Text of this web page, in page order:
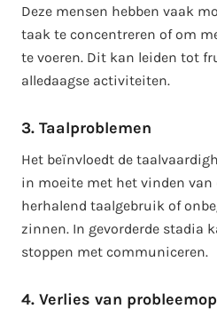
Deze mensen hebben vaak
taak te concentreren of om
te voeren. Dit kan leiden tot
alledaagse activiteiten.
3. Taalproblemen
Het beïnvloedt de
in moeite met het vinden van
herhalend taalgebruik of
zinnen. In gevorderde stadia
stoppen met communiceren.
4. Verlies van